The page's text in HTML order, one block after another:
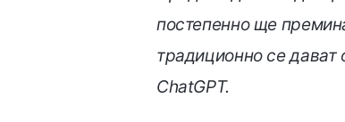
постепенно ще
традиционно се дават
ChatGPT.